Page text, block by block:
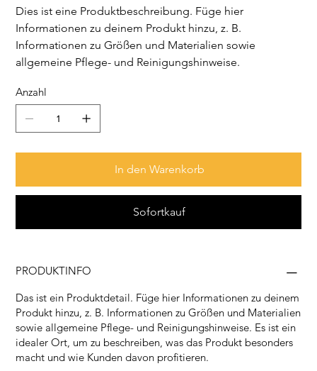
Dies ist eine Produktbeschreibung. Füge hier
Informationen zu deinem Produkt hinzu, z. B.
Informationen zu Größen und Materialien sowie
allgemeine Pflege- und Reinigungshinweise.
Anzahl
In den Warenkorb
Sofortkauf
PRODUKTINFO
Das ist ein Produktdetail. Füge hier Informationen zu deinem
Produkt hinzu, z. B. Informationen zu Größen und Materialien
sowie allgemeine Pflege- und Reinigungshinweise. Es ist ein
idealer Ort, um zu beschreiben, was das Produkt besonders
macht und wie Kunden davon profitieren.